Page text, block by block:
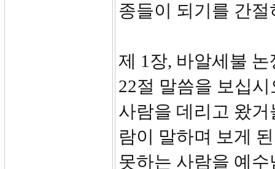
종들이 되기를 간
제 1장, 바알세불 논
22절 말씀을 보십
사람을 데리고 왔
람이 말하며 보게
못하는 사람을 예